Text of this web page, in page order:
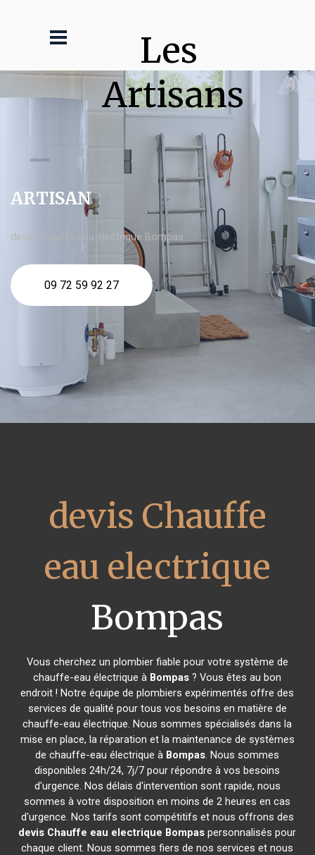
Les
Artisans
ARTISAN
devis Chauffe eau electrique Bompas
09 72 59 92 27
devis Chauffe
eau electrique
Bompas
Vous cherchez un plombier fiable pour votre système de
chauffe-eau électrique à Bompas ? Vous êtes au bon
endroit ! Notre équipe de plombiers expérimentés offre des
services de qualité pour tous vos besoins en matière de
chauffe-eau électrique. Nous sommes spécialisés dans la
mise en place, la réparation et la maintenance de systèmes
de chauffe-eau électrique à Bompas. Nous sommes
disponibles 24h/24, 7j/7 pour répondre à vos besoins
d'urgence. Nos délais d'intervention sont rapide, nous
sommes à votre disposition en moins de 2 heures en cas
d'urgence. Nos tarifs sont compétitifs et nous offrons des
devis Chauffe eau electrique Bompas personnalisés pour
chaque client. Nous sommes fiers de nos services et nous